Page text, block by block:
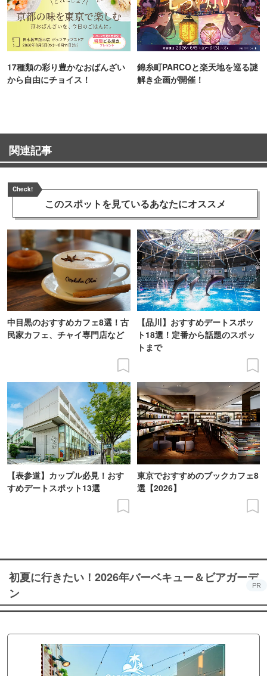
17種類の彩り豊かなおばんざい
から自由にチョイス！
錦糸町PARCOと楽天地を巡る謎
解き企画が開催！
関連記事
Check!
このスポットを見ているあなたにオススメ
中目黒のおすすめカフェ8選！古
民家カフェ、チャイ専門店など
【品川】おすすめデートスポッ
ト18選！定番から話題のスポッ
トまで
【表参道】カップル必見！おす
すめデートスポット13選
東京でおすすめのブックカフェ8
選【2026】
初夏に行きたい！2026年バーベキュー＆ビアガーデ
ン
PR